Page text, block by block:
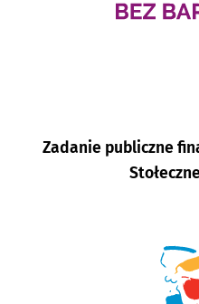
Zadanie publiczne